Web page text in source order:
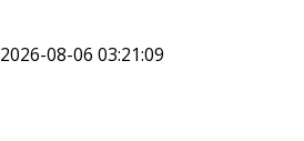
2026-08-06 03:21:09